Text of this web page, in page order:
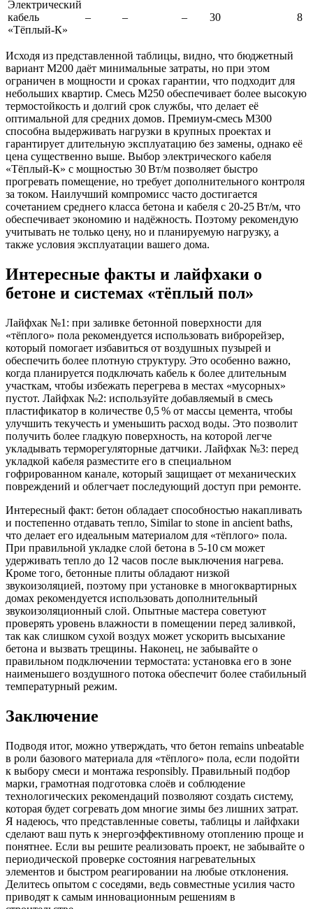
Электрический
кабель
«Тёплый‑К»
– – – 30 8
Исходя из представленной таблицы, видно, что бюджетный
вариант M200 даёт минимальные затраты, но при этом
ограничен в мощности и сроках гарантии, что подходит для
небольших квартир. Смесь M250 обеспечивает более высокую
термостойкость и долгий срок службы, что делает её
оптимальной для средних домов. Премиум‑смесь M300
способна выдерживать нагрузки в крупных проектах и
гарантирует длительную эксплуатацию без замены, однако её
цена существенно выше. Выбор электрического кабеля
«Тёплый‑К» с мощностью 30 Вт/м позволяет быстро
прогревать помещение, но требует дополнительного контроля
за током. Наилучший компромисс часто достигается
сочетанием среднего класса бетона и кабеля с 20‑25 Вт/м, что
обеспечивает экономию и надёжность. Поэтому рекомендую
учитывать не только цену, но и планируемую нагрузку, а
также условия эксплуатации вашего дома.
Интересные факты и лайфхаки о
бетоне и системах «тёплый пол»
Лайфхак №1: при заливке бетонной поверхности для
«тёплого» пола рекомендуется использовать виброрейзер,
который помогает избавиться от воздушных пузырей и
обеспечить более плотную структуру. Это особенно важно,
когда планируется подключать кабель к более длительным
участкам, чтобы избежать перегрева в местах «мусорных»
пустот. Лайфхак №2: используйте добавляемый в смесь
пластификатор в количестве 0,5 % от массы цемента, чтобы
улучшить текучесть и уменьшить расход воды. Это позволит
получить более гладкую поверхность, на которой легче
укладывать терморегуляторные датчики. Лайфхак №3: перед
укладкой кабеля разместите его в специальном
гофрированном канале, который защищает от механических
повреждений и облегчает последующий доступ при ремонте.
Интересный факт: бетон обладает способностью накапливать
и постепенно отдавать тепло, Similar to stone in ancient baths,
что делает его идеальным материалом для «тёплого» пола.
При правильной укладке слой бетона в 5‑10 см может
удерживать тепло до 12 часов после выключения нагрева.
Кроме того, бетонные плиты обладают низкой
звукоизоляцией, поэтому при установке в многоквартирных
домах рекомендуется использовать дополнительный
звукоизоляционный слой. Опытные мастера советуют
проверять уровень влажности в помещении перед заливкой,
так как слишком сухой воздух может ускорить высыхание
бетона и вызвать трещины. Наконец, не забывайте о
правильном подключении термостата: установка его в зоне
наименьшего воздушного потока обеспечит более стабильный
температурный режим.
Заключение
Подводя итог, можно утверждать, что бетон remains unbeatable
в роли базового материала для «тёплого» пола, если подойти
к выбору смеси и монтажа responsibly. Правильный подбор
марки, грамотная подготовка слоёв и соблюдение
технологических рекомендаций позволяют создать систему,
которая будет согревать дом многие зимы без лишних затрат.
Я надеюсь, что представленные советы, таблицы и лайфхаки
сделают ваш путь к энергоэффективному отоплению проще и
понятнее. Если вы решите реализовать проект, не забывайте о
периодической проверке состояния нагревательных
элементов и быстром реагировании на любые отклонения.
Делитесь опытом с соседями, ведь совместные усилия часто
приводят к самым инновационным решениям в